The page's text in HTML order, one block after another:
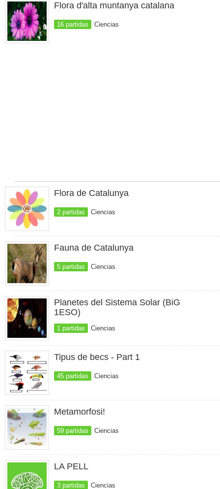
Flora d'alta muntanya catalana
16 partidas Ciencias
Flora de Catalunya
2 partidas Ciencias
Fauna de Catalunya
5 partidas Ciencias
Planetes del Sistema Solar (BiG
1ESO)
1 partidas Ciencias
Tipus de becs - Part 1
45 partidas Ciencias
Metamorfosi!
59 partidas Ciencias
LA PELL
3 partidas Ciencias